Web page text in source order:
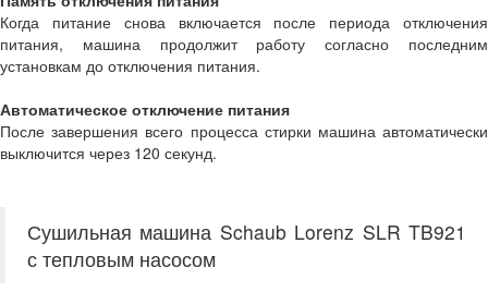
Когда питание снова включается после периода отключения
питания, машина продолжит работу согласно последним
установкам до отключения питания.
Автоматическое отключение питания
После завершения всего процесса стирки машина автоматически
выключится через 120 секунд.
Сушильная машина Schaub Lorenz SLR TB921
с тепловым насосом